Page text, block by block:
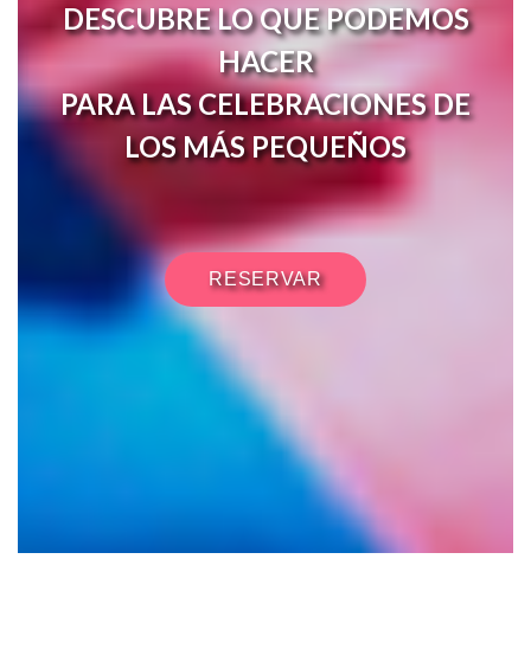
DESCUBRE LO QUE PODEMOS
HACER
PARA LAS CELEBRACIONES DE
LOS MÁS PEQUEÑOS
RESERVAR